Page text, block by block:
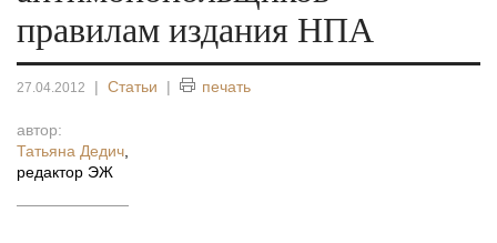
правилам издания НПА
27.04.2012 | Статьи | печать
автор:
Татьяна Дедич
редактор ЭЖ